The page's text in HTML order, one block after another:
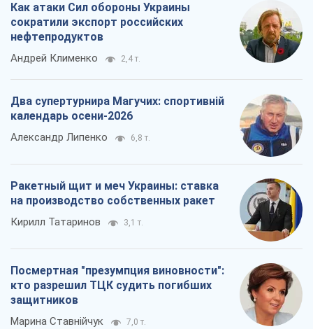
Как атаки Сил обороны Украины
сократили экспорт российских
нефтепродуктов
Андрей Клименко 2,4 т.
Два супертурнира Магучих: спортивній
календарь осени-2026
Александр Липенко 6,8 т.
Ракетный щит и меч Украины: ставка
на производство собственных ракет
Кирилл Татаринов 3,1 т.
Посмертная "презумпция виновности":
кто разрешил ТЦК судить погибших
защитников
Марина Ставнійчук 7,0 т.